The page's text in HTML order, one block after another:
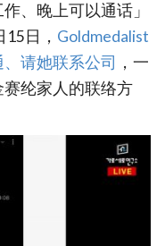
、晚上可以通话」
日， Goldmedalist
请她联系公司 ，一
纶家人的联络方